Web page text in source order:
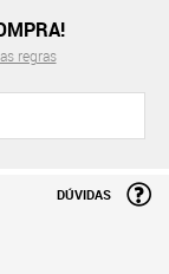
regras
DÚVIDAS